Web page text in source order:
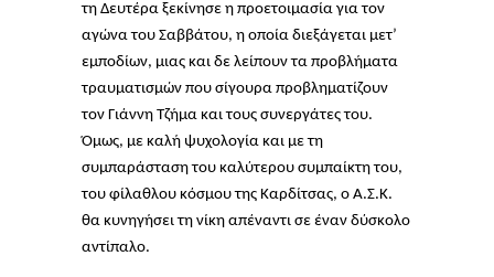
τη Δευτέρα ξεκίνησε η προετοιμασία για τον
αγώνα του Σαββάτου, η οποία διεξάγεται μετ’
εμποδίων, μιας και δε λείπουν τα προβλήματα
τραυματισμών που σίγουρα προβληματίζουν
τον Γιάννη Τζήμα και τους συνεργάτες του.
Όμως, με καλή ψυχολογία και με τη
συμπαράσταση του καλύτερου συμπαίκτη του,
του φίλαθλου κόσμου της Καρδίτσας, ο Α.Σ.Κ.
θα κυνηγήσει τη νίκη απέναντι σε έναν δύσκολο
αντίπαλο.